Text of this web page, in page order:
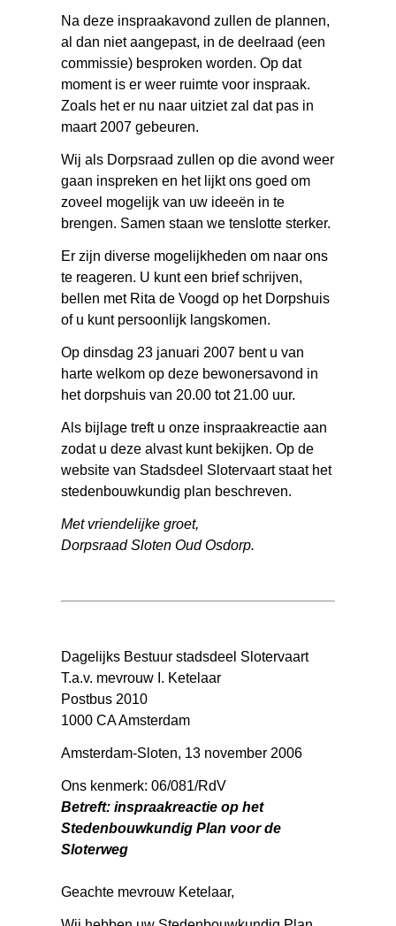
Na deze inspraakavond zullen de plannen,
al dan niet aangepast, in de deelraad (een
commissie) besproken worden. Op dat
moment is er weer ruimte voor inspraak.
Zoals het er nu naar uitziet zal dat pas in
maart 2007 gebeuren.
Wij als Dorpsraad zullen op die avond weer
gaan inspreken en het lijkt ons goed om
zoveel mogelijk van uw ideeën in te
brengen. Samen staan we tenslotte sterker.
Er zijn diverse mogelijkheden om naar ons
te reageren. U kunt een brief schrijven,
bellen met Rita de Voogd op het Dorpshuis
of u kunt persoonlijk langskomen.
Op dinsdag 23 januari 2007 bent u van
harte welkom op deze bewonersavond in
het dorpshuis van 20.00 tot 21.00 uur.
Als bijlage treft u onze inspraakreactie aan
zodat u deze alvast kunt bekijken. Op de
website van Stadsdeel Slotervaart staat het
stedenbouwkundig plan beschreven.
Met vriendelijke groet,
Dorpsraad Sloten Oud Osdorp.
Dagelijks Bestuur stadsdeel Slotervaart
T.a.v. mevrouw I. Ketelaar
Postbus 2010
1000 CA Amsterdam
Amsterdam-Sloten, 13 november 2006
Ons kenmerk: 06/081/RdV
Betreft: inspraakreactie op het
Stedenbouwkundig Plan voor de
Sloterweg
Geachte mevrouw Ketelaar,